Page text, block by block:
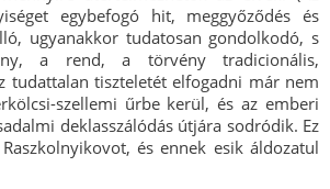
egybefogó hit, meggyőződés és
ugyanakkor tudatosan gondolkodó, s
a rend, a törvény tradicionális,
tudattalan tiszteletét elfogadni már nem
szellemi űrbe kerül, és az emberi
deklasszálódás útjára sodródik. Ez
és ennek esik áldozatul